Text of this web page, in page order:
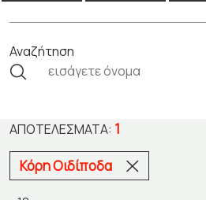
Αναζήτηση
ΑΠΟΤΕΛΈΣΜΑΤΑ: 1
Κόρη Οιδίποδα